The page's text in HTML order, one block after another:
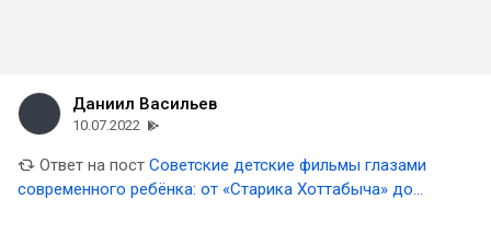
Даниил Васильев
10.07.2022
Ответ на пост Советские детские фильмы глазами
современного ребёнка: от «Старика Хоттабыча» до